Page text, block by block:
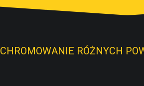
CHROMOWANIE RÓŻNYCH